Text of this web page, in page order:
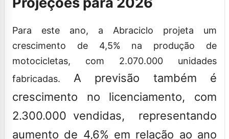
Para este ano, a Abraciclo projeta um
crescimento de 4,5% na produção de
motocicletas, com 2.070.000 unidades
fabricadas. A previsão também é
crescimento no licenciamento, com
2.300.000 vendidas, representando
aumento de 4,6% em relação ao ano